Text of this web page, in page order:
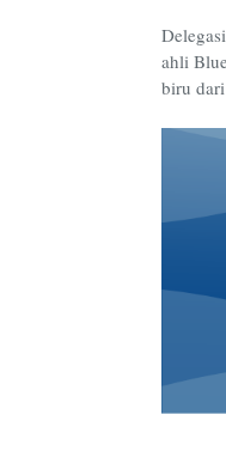
ahli
biru